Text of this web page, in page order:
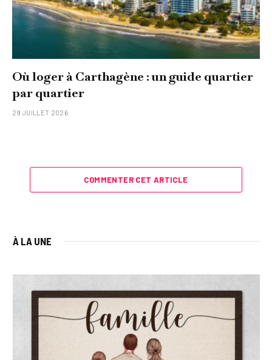
Où loger à Carthagène : un guide quartier
par quartier
29 JUILLET 2026
COMMENTER CET ARTICLE
À LA UNE